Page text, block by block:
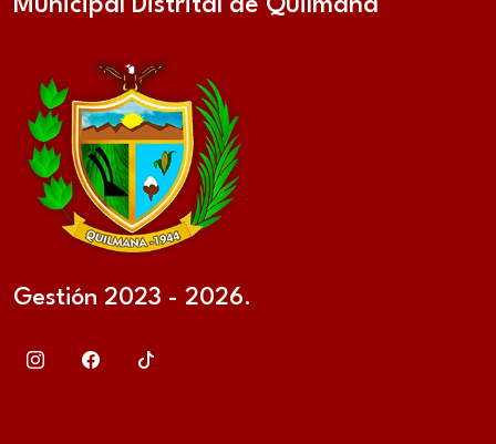
Municipal Distrital de Quilmaná
Gestión 2023 - 2026.